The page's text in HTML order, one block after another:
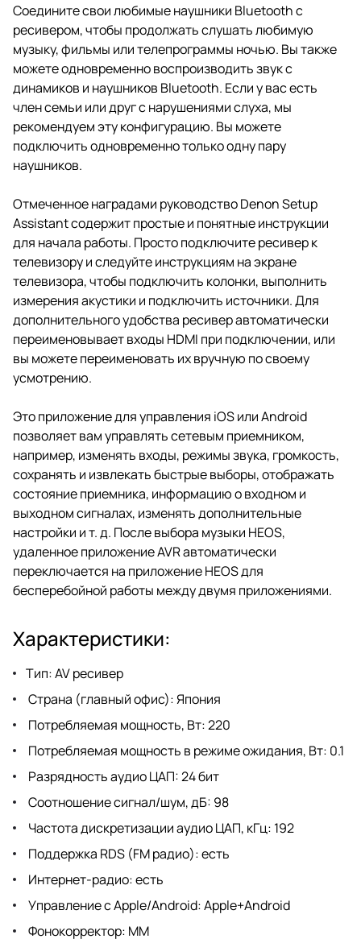
Соедините свои любимые наушники Bluetooth с
ресивером, чтобы продолжать слушать любимую
музыку, фильмы или телепрограммы ночью. Вы также
можете одновременно воспроизводить звук с
динамиков и наушников Bluetooth. Если у вас есть
член семьи или друг с нарушениями слуха, мы
рекомендуем эту конфигурацию. Вы можете
подключить одновременно только одну пару
наушников.
Отмеченное наградами руководство Denon Setup
Assistant содержит простые и понятные инструкции
для начала работы. Просто подключите ресивер к
телевизору и следуйте инструкциям на экране
телевизора, чтобы подключить колонки, выполнить
измерения акустики и подключить источники. Для
дополнительного удобства ресивер автоматически
переименовывает входы HDMI при подключении, или
вы можете переименовать их вручную по своему
усмотрению.
Это приложение для управления iOS или Android
позволяет вам управлять сетевым приемником,
например, изменять входы, режимы звука, громкость,
сохранять и извлекать быстрые выборы, отображать
состояние приемника, информацию о входном и
выходном сигналах, изменять дополнительные
настройки и т. д. После выбора музыки HEOS,
удаленное приложение AVR автоматически
переключается на приложение HEOS для
бесперебойной работы между двумя приложениями.
Характеристики:
Тип: AV ресивер
Страна (главный офис): Япония
Потребляемая мощность, Вт: 220
Потребляемая мощность в режиме ожидания, Вт: 0.1
Разрядность аудио ЦАП: 24 бит
Соотношение сигнал/шум, дБ: 98
Частота дискретизации аудио ЦАП, кГц: 192
Поддержка RDS (FM радио): есть
Интернет-радио: есть
Управление с Apple/Android: Apple+Android
Фонокорректор: MM